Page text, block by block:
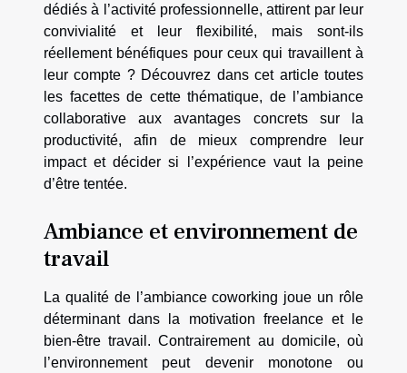
dédiés à l’activité professionnelle, attirent par leur
convivialité et leur flexibilité, mais sont-ils
réellement bénéfiques pour ceux qui travaillent à
leur compte ? Découvrez dans cet article toutes
les facettes de cette thématique, de l’ambiance
collaborative aux avantages concrets sur la
productivité, afin de mieux comprendre leur
impact et décider si l’expérience vaut la peine
d’être tentée.
Ambiance et environnement de
travail
La qualité de l’ambiance coworking joue un rôle
déterminant dans la motivation freelance et le
bien-être travail. Contrairement au domicile, où
l’environnement peut devenir monotone ou